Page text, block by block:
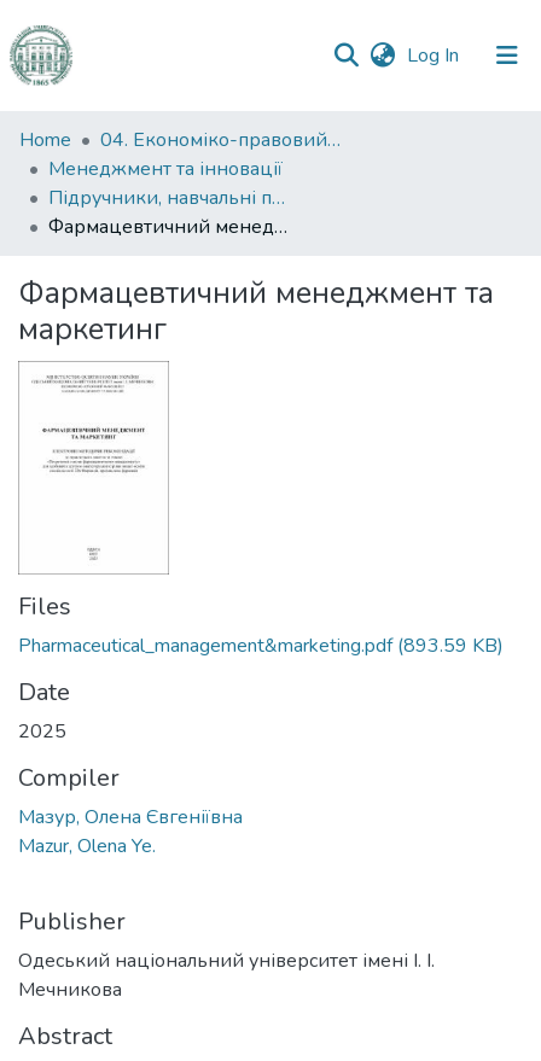
Log In (current)
Communities
&
Collections
All of DSpace
Statistics
Home
04. Економіко-правовий факультет
Менеджмент та інновації
Підручники, навчальні посібники та інші науково- та навчально-методичні праці ЕПФ (Менеджмент та інновації)
Фармацевтичний менеджмент та маркетинг
Фармацевтичний менеджмент та
маркетинг
Files
Pharmaceutical_management&marketing.pdf(893.59 KB)
Date
2025
Compiler
Мазур, Олена Євгеніївна
Mazur, Olena Ye.
Publisher
Одеський національний університет імені І. І.
Мечникова
Abstract